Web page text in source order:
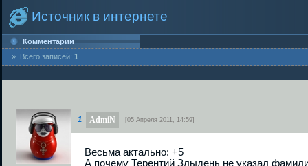
Источник в интернете
Комментарии
» Всего записей: 1
1 AdmiN [05 Апреля 2011, 14:59]
Весьма актально: +5
А почему Терентий Злыдень не указал